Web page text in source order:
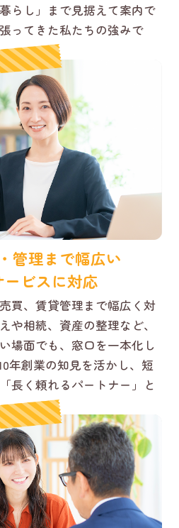
らし」まで見据えて案内で
ってきた私たちの強みで
管理まで幅広い
ビスに対応
買、賃貸管理まで幅広く対
や相続、資産の整理など、
場面でも、窓口を一本化し
年創業の知見を活かし、短
長く頼れるパートナー」と